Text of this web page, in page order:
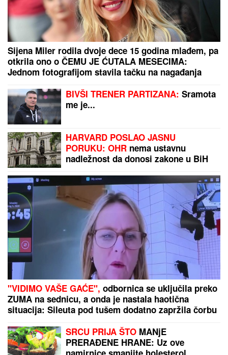
Jelena Karleuša napadnuta pred koncert u
Dalmaciji! Hrvatski političar nije birao reči
Radila je u Dinamu, sa Škotima ispisala istoriju, sad
preuzela „đavolice“ zarad titule...